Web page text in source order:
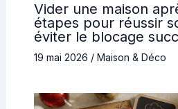
Vider une maison
étapes pour réussir
éviter le blocage
19 mai 2026 / Maison & Déco